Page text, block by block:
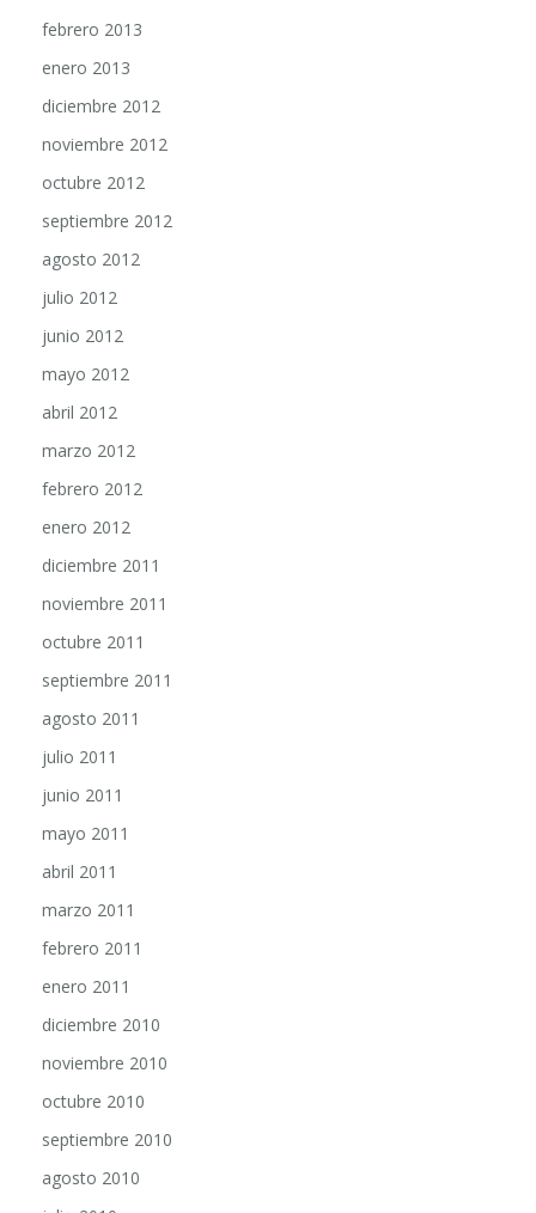
enero 2013
diciembre 2012
noviembre 2012
octubre 2012
septiembre 2012
agosto 2012
julio 2012
junio 2012
mayo 2012
abril 2012
marzo 2012
febrero 2012
enero 2012
diciembre 2011
noviembre 2011
octubre 2011
septiembre 2011
agosto 2011
julio 2011
junio 2011
mayo 2011
abril 2011
marzo 2011
febrero 2011
enero 2011
diciembre 2010
noviembre 2010
octubre 2010
septiembre 2010
agosto 2010
julio 2010